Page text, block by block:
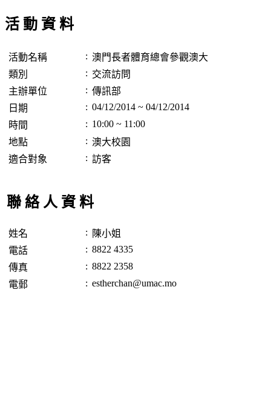
活 動 資 料
活動名稱 : 澳門長者體育總會參觀澳大
類別
: 交流訪問
主辦單位
: 傳訊部
日期
: 04/12/2014 ~ 04/12/2014
時間
: 10:00 ~ 11:00
地點
: 澳大校園
適合對象
: 訪客
聯 絡 人 資 料
姓名 :
陳小姐
電話
: 8822 4335
傳真
: 8822 2358
電郵
: estherchan@umac.mo